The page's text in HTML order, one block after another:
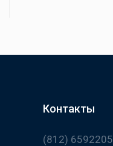
Контакты
(812) 6592205